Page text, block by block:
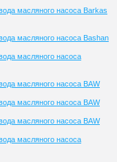
масляного насоса Barkas
масляного насоса Bashan
масляного насоса
масляного насоса BAW
масляного насоса BAW
масляного насоса BAW
масляного насоса